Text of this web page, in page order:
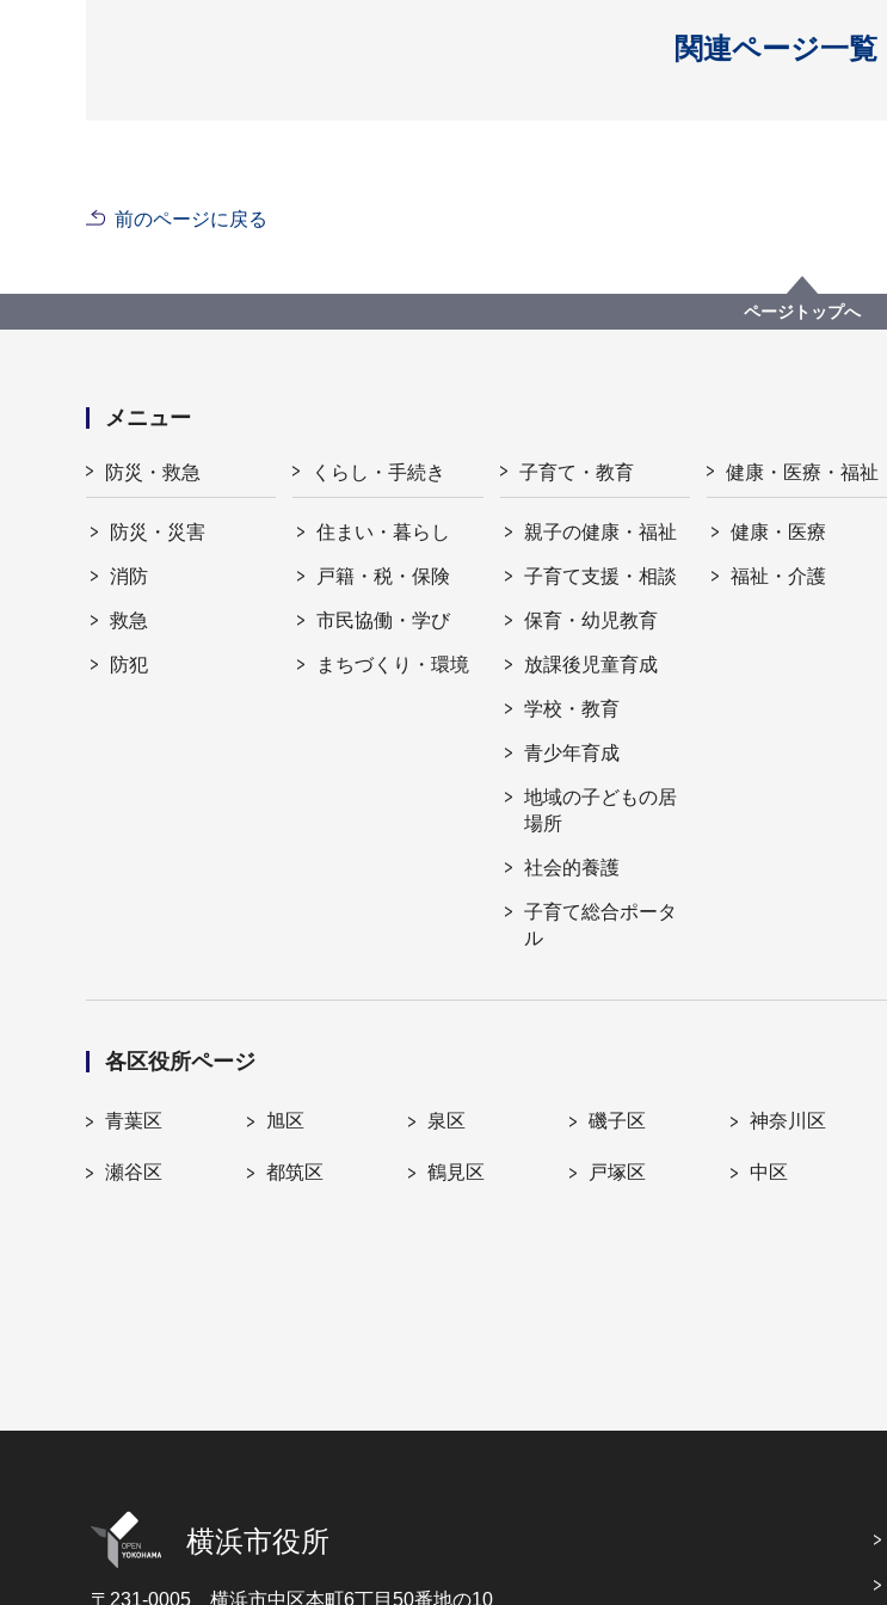
関連ページ一覧
開く
前のページに戻る
ページトップへ
メニュー
防災・救急
防災・災害
消防
救急
防犯
くらし・手続き
住まい・暮らし
戸籍・税・保険
市民協働・学び
まちづくり・環境
子育て・教育
親子の健康・福祉
子育て支援・相談
保育・幼児教育
放課後児童育成
学校・教育
青少年育成
地域の子どもの居
場所
社会的養護
子育て総合ポータ
ル
健康・医療・福祉
健康・医療
福祉・介護
各区役所ページ
青葉区 旭区 泉区 磯子区 神奈川区
瀬谷区 都筑区 鶴見区 戸塚区 中区
横浜市役所
〒231-0005 横浜市中区本町6丁目50番地の10